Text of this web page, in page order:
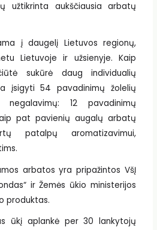
užtikrinta aukščiausia arbatų
į daugelį Lietuvos regionų,
Lietuvoje ir užsienyje. Kaip
sukūrė daug individualių
įsigyti 54 pavadinimų žolelių
12 pavadinimų
pat pavienių augalų arbatų
patalpų aromatizavimui,
arbatos yra pripažintos VšĮ
ir Žemės ūkio ministerijos
produktas.
ūkį aplankė per 30 lankytojų